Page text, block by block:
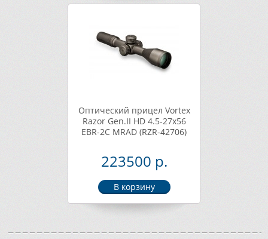
Оптический прицел Vortex
Razor Gen.II HD 4.5-27x56
EBR-2C MRAD (RZR-42706)
223500 р.